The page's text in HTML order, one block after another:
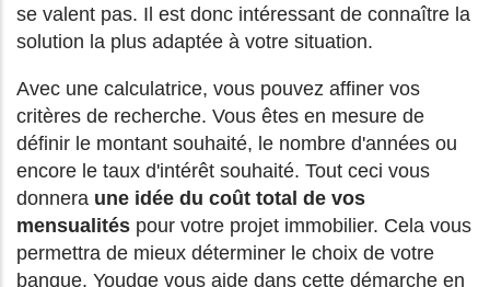
se valent pas. Il est donc intéressant de connaître la
solution la plus adaptée à votre situation.
Avec une calculatrice, vous pouvez affiner vos
critères de recherche. Vous êtes en mesure de
définir le montant souhaité, le nombre d'années ou
encore le taux d'intérêt souhaité. Tout ceci vous
donnera une idée du coût total de vos
mensualités pour votre projet immobilier. Cela vous
permettra de mieux déterminer le choix de votre
banque. Youdge vous aide dans cette démarche en